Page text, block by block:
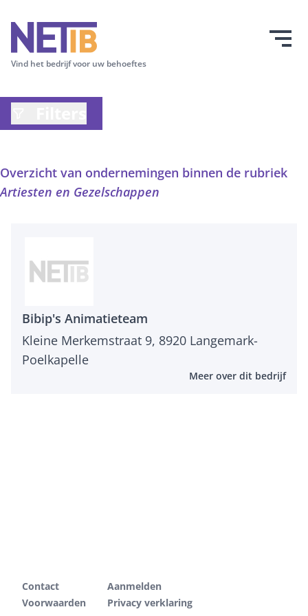
Vind het bedrijf voor uw behoeftes
Overzicht van ondernemingen binnen de rubriek
Artiesten en Gezelschappen
Bibip's Animatieteam
Kleine Merkemstraat 9, 8920 Langemark-
Poelkapelle
Meer over dit bedrijf
Contact
Aanmelden
Voorwaarden
Privacy verklaring